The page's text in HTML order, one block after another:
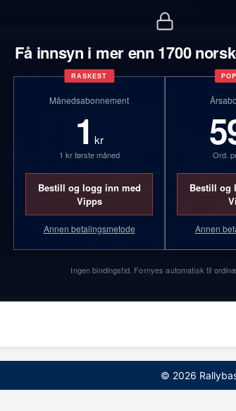
Få innsyn i mer enn 1700
RASKEST
Månedsabonnement
1 kr
1 kr første måned
Bestill og logg inn med
Vipps
Annen betalingsmetode
Ord.
Bestill og
Annen
Ingen bindingstid. Fornyes automatisk til
YV1944853NA078958
Foto: Simen
© 2026